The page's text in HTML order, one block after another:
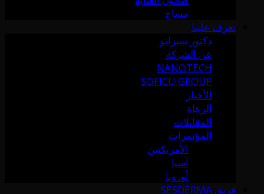
مساج
تعرف علينا
دكتور سيرانو
عن الشركة
NANOTECH
SOFICU GROUP
الأخبار
الرعاة
المقابلات
المؤتمرات
الأمريكتين
آسيا
أوروبا
فريق SESDERMA